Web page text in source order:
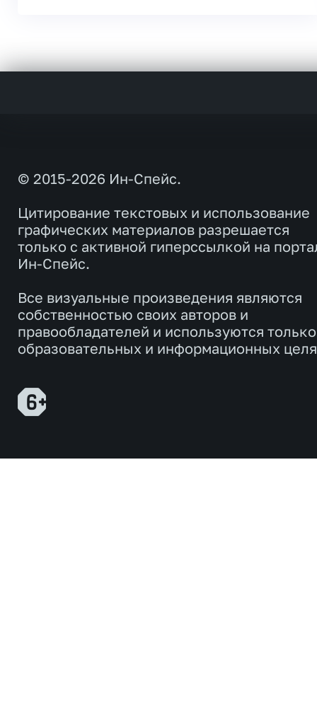
© 2015-2026 Ин-Спейс.
Цитирование текстовых и использование
графических материалов разрешается
только с активной гиперссылкой на
Ин-Спейс.
Все визуальные произведения являются
собственностью своих авторов и
правообладателей и используются
образовательных и информационных